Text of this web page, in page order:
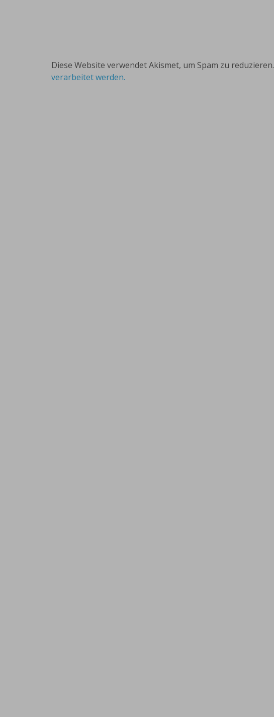
Diese Website verwendet Akismet, um Spam zu reduzieren.
verarbeitet werden.